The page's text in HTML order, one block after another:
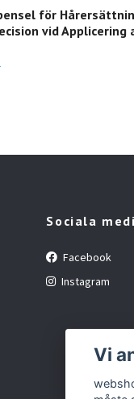
för
vid Applicering
Sociala
Facebook
Instagram
Vi